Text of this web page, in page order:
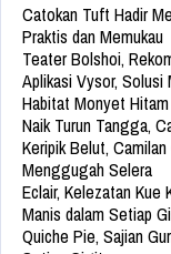
Catokan Tuft Hadir
Praktis dan Memukau
Teater Bolshoi,
Aplikasi Vysor,
Habitat Monyet
Naik Turun Tangga,
Keripik Belut,
Menggugah Selera
Eclair, Kelezatan Kue
Manis dalam Setiap
Quiche Pie, Sajian